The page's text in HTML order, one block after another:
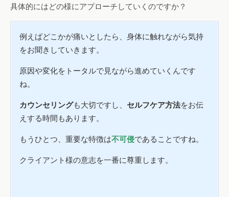
具体的にはどの様にアプローチしていくのですか？
例えばどこかが痛いとしたら、身体に触れながら気持
をお聞きしていきます。
原因や変化をトータルで見ながら進めていくんです
ね。
カウンセリングも大切ですし、 セルフケア方法をお伝
えする時間もあります。
もうひとつ、重要な特徴は不可侵であることですね。
クライアント様の意志を一番に尊重します。